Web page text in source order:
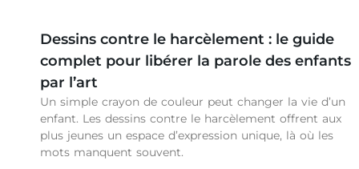
Dessins contre le harcèlement : le guide
complet pour libérer la parole des enfants
par l’art
Un simple crayon de couleur peut changer la vie d’un
enfant. Les dessins contre le harcèlement offrent aux
plus jeunes un espace d’expression unique, là où les
mots manquent souvent.